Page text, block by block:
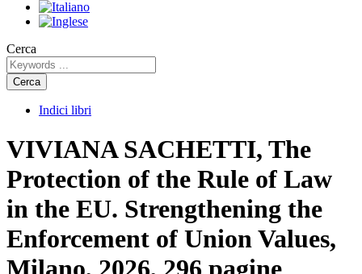
Cerca
Cerca
Indici libri
VIVIANA SACHETTI, The
Protection of the Rule of Law
in the EU. Strengthening the
Enforcement of Union Values,